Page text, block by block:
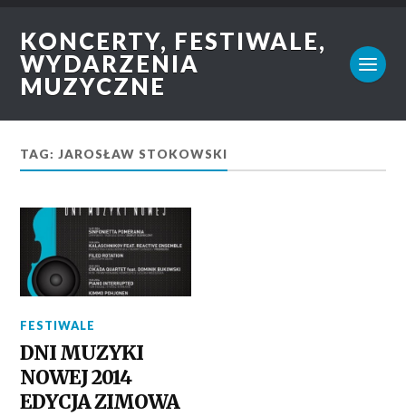
KONCERTY, FESTIWALE,
WYDARZENIA
MUZYCZNE
TAG: JAROSŁAW STOKOWSKI
FESTIWALE
DNI MUZYKI
NOWEJ 2014
EDYCJA ZIMOWA